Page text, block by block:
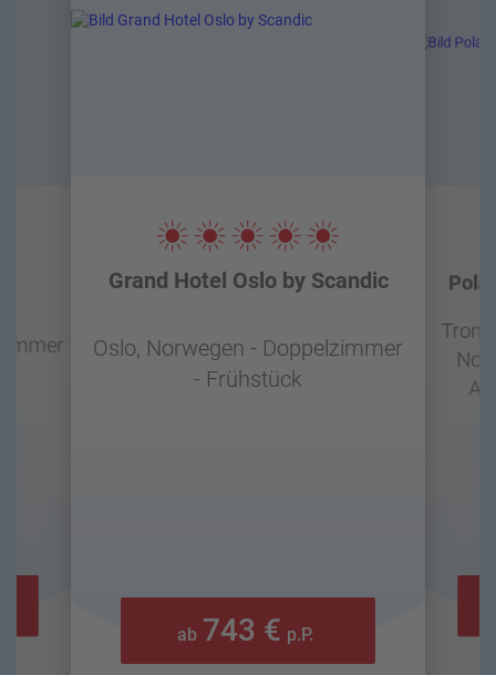
Grand Hotel Oslo by Scandic
Oslo, Norwegen - Doppelzimmer
- Frühstück
ab 743 € p.P.